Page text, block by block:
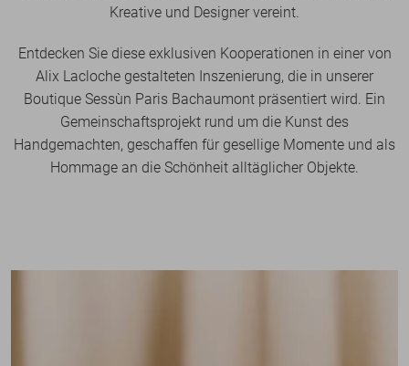
Kreative und Designer vereint.
Entdecken Sie diese exklusiven Kooperationen in einer von
Alix Lacloche gestalteten Inszenierung, die in unserer
Boutique Sessùn Paris Bachaumont präsentiert wird. Ein
Gemeinschaftsprojekt rund um die Kunst des
Handgemachten, geschaffen für gesellige Momente und als
Hommage an die Schönheit alltäglicher Objekte.